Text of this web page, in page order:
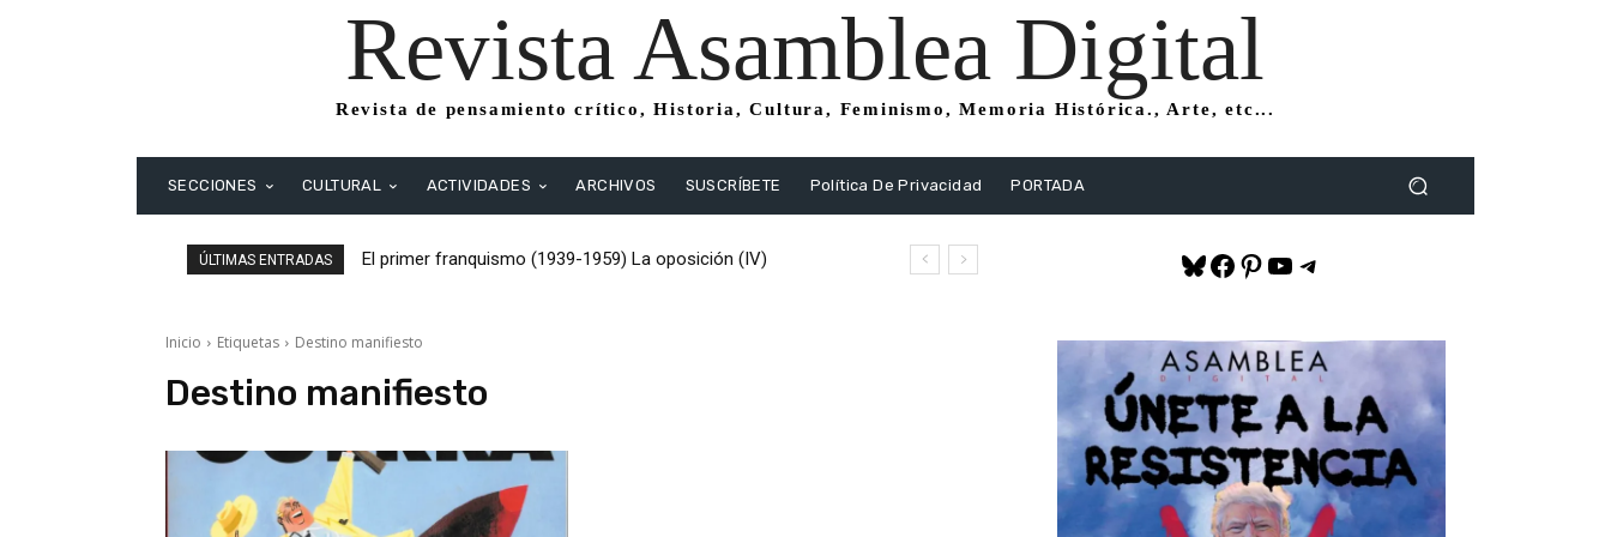
Revista Asamblea Digital
Revista de pensamiento crítico, Historia, Cultura, Feminismo, Memoria Histórica., Arte, etc...
SECCIONES CULTURAL ACTIVIDADES ARCHIVOS SUSCRÍBETE Política De Privacidad PORTADA
ÚLTIMAS ENTRADAS
El primer franquismo (1939-1959) La oposición (IV)
Inicio Etiquetas Destino manifiesto
Destino manifiesto
Bluesky
Facebook
Pinterest
YouTube
Telegram